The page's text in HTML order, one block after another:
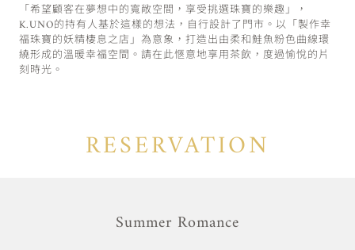
「希望顧客在夢想中的寬敞空間，享受挑選珠寶的樂趣」，
K.UNO的持有人基於這樣的想法，自行設計了門市。以「製作幸
福珠寶的妖精棲息之店」為意象，打造出由柔和鮭魚粉色曲線環
繞形成的溫暖幸福空間。請在此愜意地享用茶飲，度過愉悅的片
刻時光。
RESERVATION
Summer Romance